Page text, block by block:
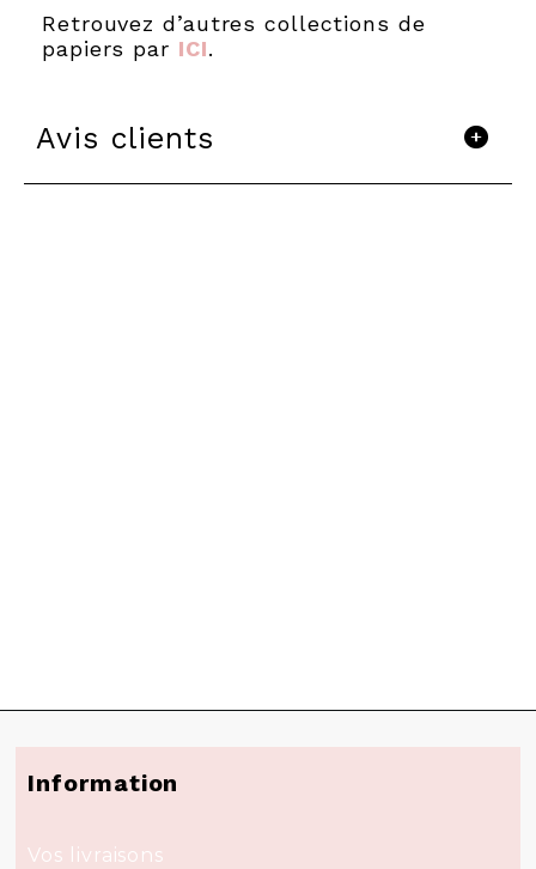
Retrouvez d’autres collections de
papiers par ICI.
Avis clients
Information
Vos livraisons